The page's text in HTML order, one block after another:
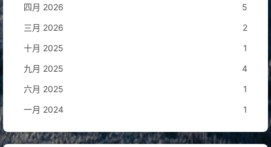
四月 2026
5
三月 2026
2
十月 2025
1
九月 2025
4
六月 2025
1
一月 2024
1